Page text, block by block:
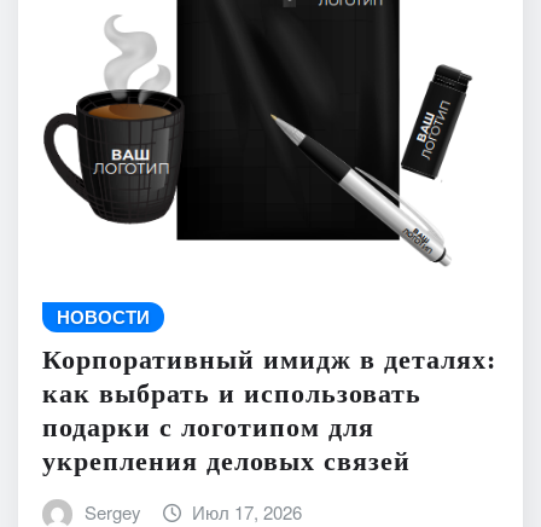
НОВОСТИ
Корпоративный имидж в деталях:
как выбрать и использовать
подарки с логотипом для
укрепления деловых связей
Sergey Июл 17, 2026